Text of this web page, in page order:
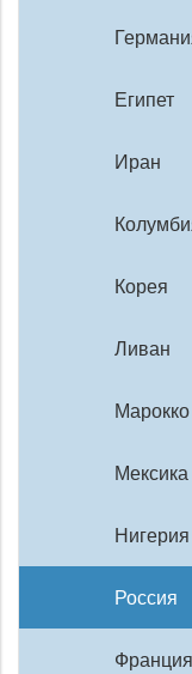
Египет
Иран
Корея
Ливан
Марокко
Мексика
Нигерия
Россия
Франция